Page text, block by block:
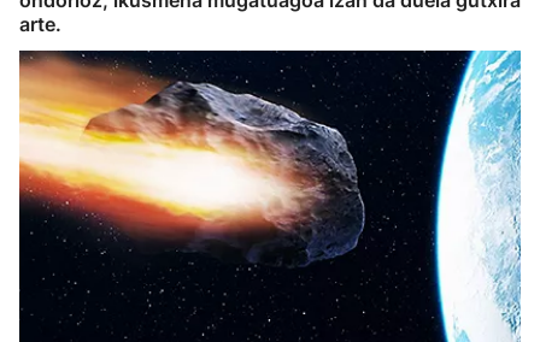
arte.